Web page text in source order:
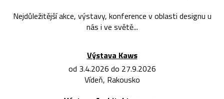
Nejdůležitější akce, výstavy, konference v oblasti designu u
nás i ve světě...
Výstava Kaws
od 3.4.2026 do 27.9.2026
Vídeň, Rakousko